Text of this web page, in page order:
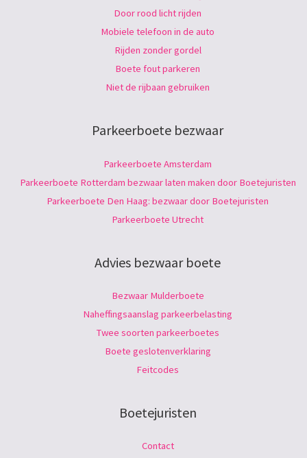
Door rood licht rijden
Mobiele telefoon in de auto
Rijden zonder gordel
Boete fout parkeren
Niet de rijbaan gebruiken
Parkeerboete bezwaar
Parkeerboete Amsterdam
Parkeerboete Rotterdam bezwaar laten maken door Boetejuristen
Parkeerboete Den Haag: bezwaar door Boetejuristen
Parkeerboete Utrecht
Advies bezwaar boete
Bezwaar Mulderboete
Naheffingsaanslag parkeerbelasting
Twee soorten parkeerboetes
Boete geslotenverklaring
Feitcodes
Boetejuristen
Contact